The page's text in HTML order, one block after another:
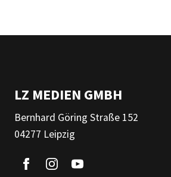
LZ MEDIEN GMBH
Bernhard Göring Straße 152
04277 Leipzig